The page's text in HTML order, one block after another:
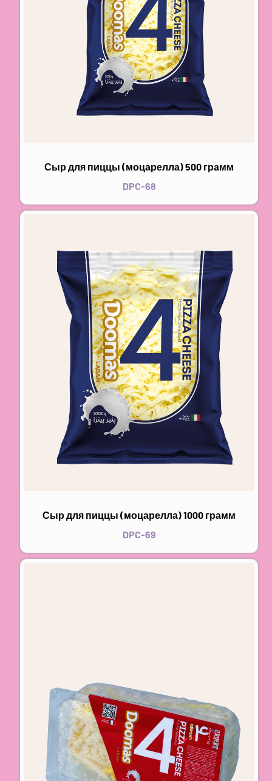
Сыр для пиццы (моцарелла) 500 грамм
DPC-68
Сыр для пиццы (моцарелла) 1000 грамм
DPC-69